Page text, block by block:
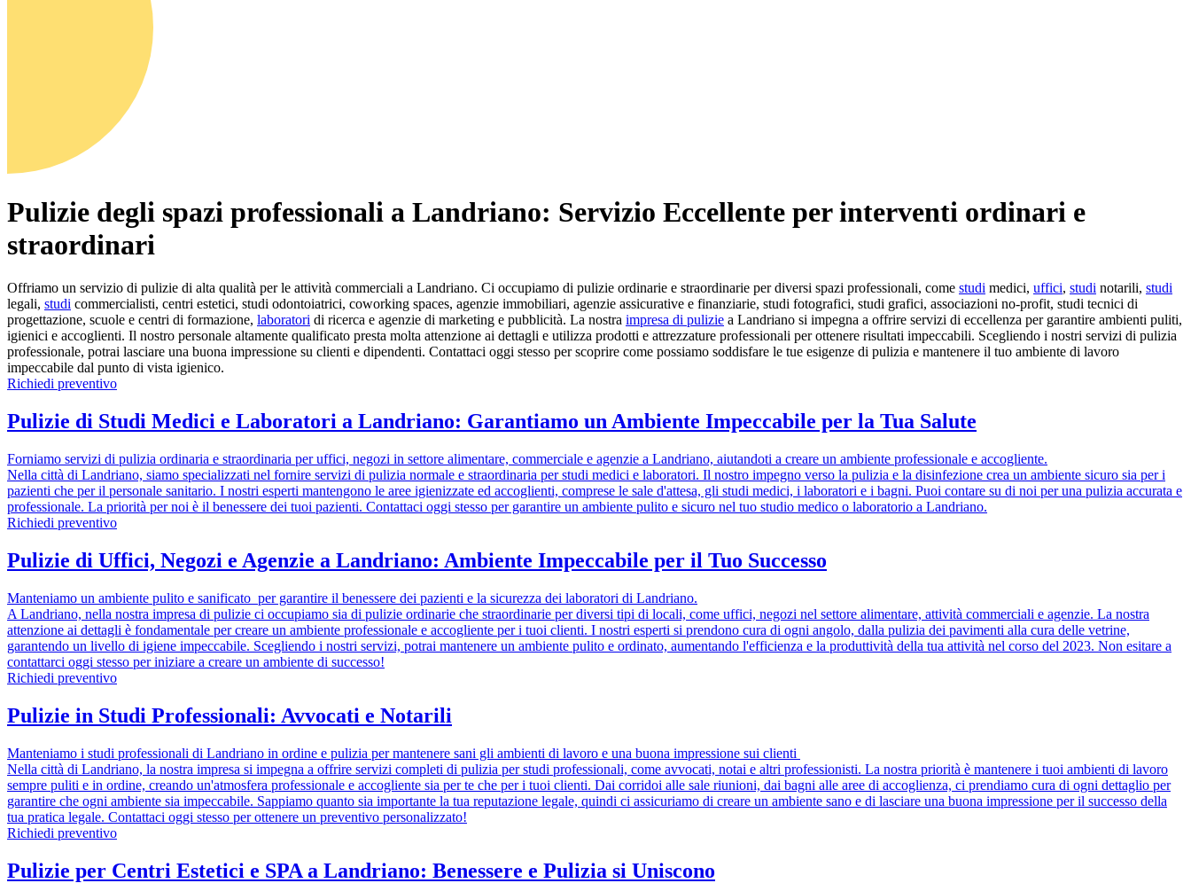
Pulizie degli spazi professionali a Landriano: Servizio Eccellente per interventi ordinari e
straordinari
Offriamo un servizio di pulizie di alta qualità per le attività commerciali a Landriano. Ci occupiamo di pulizie ordinarie e straordinarie per diversi spazi professionali, come studi medici, uffici, studi notarili, studi
legali, studi commercialisti, centri estetici, studi odontoiatrici, coworking spaces, agenzie immobiliari, agenzie assicurative e finanziarie, studi fotografici, studi grafici, associazioni no-profit, studi tecnici di
progettazione, scuole e centri di formazione, laboratori di ricerca e agenzie di marketing e pubblicità. La nostra impresa di pulizie a Landriano si impegna a offrire servizi di eccellenza per garantire ambienti puliti,
igienici e accoglienti. Il nostro personale altamente qualificato presta molta attenzione ai dettagli e utilizza prodotti e attrezzature professionali per ottenere risultati impeccabili. Scegliendo i nostri servizi di pulizia
professionale, potrai lasciare una buona impressione su clienti e dipendenti. Contattaci oggi stesso per scoprire come possiamo soddisfare le tue esigenze di pulizia e mantenere il tuo ambiente di lavoro
impeccabile dal punto di vista igienico.
Richiedi preventivo
Pulizie di Studi Medici e Laboratori a Landriano: Garantiamo un Ambiente Impeccabile per la Tua Salute
Forniamo servizi di pulizia ordinaria e straordinaria per uffici, negozi in settore alimentare, commerciale e agenzie a Landriano, aiutandoti a creare un ambiente professionale e accogliente.
Nella città di Landriano, siamo specializzati nel fornire servizi di pulizia normale e straordinaria per studi medici e laboratori. Il nostro impegno verso la pulizia e la disinfezione crea un ambiente sicuro sia per i
pazienti che per il personale sanitario. I nostri esperti mantengono le aree igienizzate ed accoglienti, comprese le sale d'attesa, gli studi medici, i laboratori e i bagni. Puoi contare su di noi per una pulizia accurata e
professionale. La priorità per noi è il benessere dei tuoi pazienti. Contattaci oggi stesso per garantire un ambiente pulito e sicuro nel tuo studio medico o laboratorio a Landriano.
Richiedi preventivo
Pulizie di Uffici, Negozi e Agenzie a Landriano: Ambiente Impeccabile per il Tuo Successo
Manteniamo un ambiente pulito e sanificato per garantire il benessere dei pazienti e la sicurezza dei laboratori di Landriano.
A Landriano, nella nostra impresa di pulizie ci occupiamo sia di pulizie ordinarie che straordinarie per diversi tipi di locali, come uffici, negozi nel settore alimentare, attività commerciali e agenzie. La nostra
attenzione ai dettagli è fondamentale per creare un ambiente professionale e accogliente per i tuoi clienti. I nostri esperti si prendono cura di ogni angolo, dalla pulizia dei pavimenti alla cura delle vetrine,
garantendo un livello di igiene impeccabile. Scegliendo i nostri servizi, potrai mantenere un ambiente pulito e ordinato, aumentando l'efficienza e la produttività della tua attività nel corso del 2023. Non esitare a
contattarci oggi stesso per iniziare a creare un ambiente di successo!
Richiedi preventivo
Pulizie in Studi Professionali: Avvocati e Notarili
Manteniamo i studi professionali di Landriano in ordine e pulizia per mantenere sani gli ambienti di lavoro e una buona impressione sui clienti
Nella città di Landriano, la nostra impresa si impegna a offrire servizi completi di pulizia per studi professionali, come avvocati, notai e altri professionisti. La nostra priorità è mantenere i tuoi ambienti di lavoro
sempre puliti e in ordine, creando un'atmosfera professionale e accogliente sia per te che per i tuoi clienti. Dai corridoi alle sale riunioni, dai bagni alle aree di accoglienza, ci prendiamo cura di ogni dettaglio per
garantire che ogni ambiente sia impeccabile. Sappiamo quanto sia importante la tua reputazione legale, quindi ci assicuriamo di creare un ambiente sano e di lasciare una buona impressione per il successo della
tua pratica legale. Contattaci oggi stesso per ottenere un preventivo personalizzato!
Richiedi preventivo
Pulizie per Centri Estetici e SPA a Landriano: Benessere e Pulizia si Uniscono